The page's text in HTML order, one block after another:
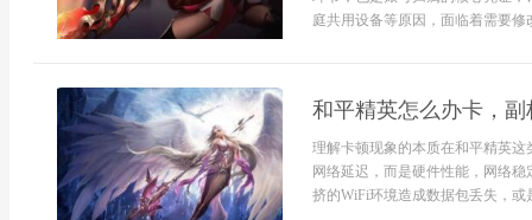
庭共用设备等原因，面临着需要
和平精英怎么办卡，
理解卡顿现象的本质在和平精英
网络延迟，而是硬件性能，网络
挤的WiFi环境造成数据包丢失，或